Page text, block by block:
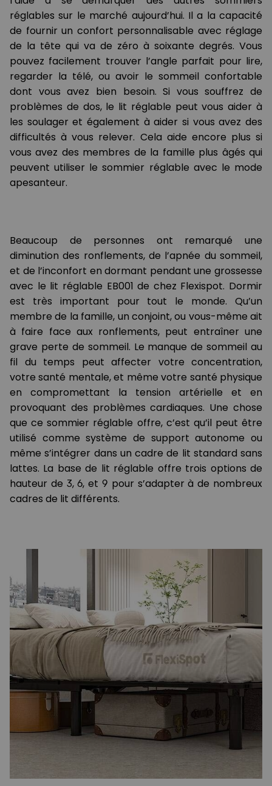
réglables sur le marché aujourd’hui. Il a la capacité
de fournir un confort personnalisable avec réglage
de la tête qui va de zéro à soixante degrés. Vous
pouvez facilement trouver l’angle parfait pour lire,
regarder la télé, ou avoir le sommeil confortable
dont vous avez bien besoin. Si vous souffrez de
problèmes de dos, le lit réglable peut vous aider à
les soulager et également à aider si vous avez des
difficultés à vous relever. Cela aide encore plus si
vous avez des membres de la famille plus âgés qui
peuvent utiliser le sommier réglable avec le mode
apesanteur.
Beaucoup de personnes ont remarqué une
diminution des ronflements, de l’apnée du sommeil,
et de l’inconfort en dormant pendant une grossesse
avec le lit réglable EB001 de chez Flexispot. Dormir
est très important pour tout le monde. Qu’un
membre de la famille, un conjoint, ou vous-même ait
à faire face aux ronflements, peut entraîner une
grave perte de sommeil. Le manque de sommeil au
fil du temps peut affecter votre concentration,
votre santé mentale, et même votre santé physique
en compromettant la tension artérielle et en
provoquant des problèmes cardiaques. Une chose
que ce sommier réglable offre, c’est qu’il peut être
utilisé comme système de support autonome ou
même s’intégrer dans un cadre de lit standard sans
lattes. La base de lit réglable offre trois options de
hauteur de 3, 6, et 9 pour s’adapter à de nombreux
cadres de lit différents.